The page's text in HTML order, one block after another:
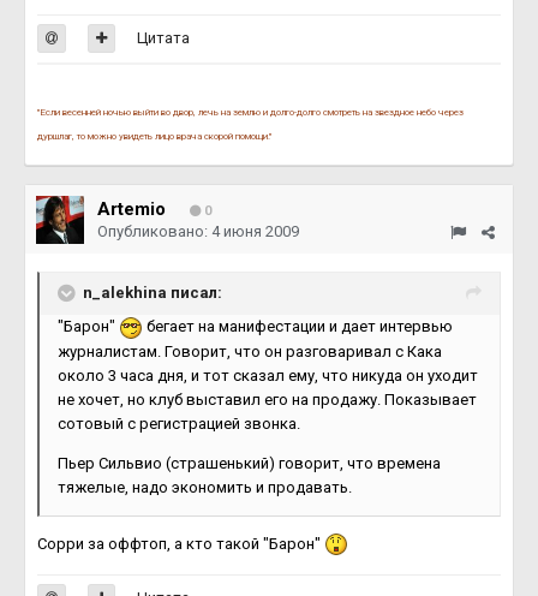
Цитата
"Если весенней ночью выйти во двор, лечь на землю и долго-долго смотреть на звездное небо через
дуршлаг, то можно увидеть лицо врача скорой помощи."
Artemio 0
Опубликовано: 4 июня 2009
n_alekhina писал:
"Барон"
бегает на манифестации и дает интервью
журналистам. Говорит, что он разговаривал с Кака
около 3 часа дня, и тот сказал ему, что никуда он уходит
не хочет, но клуб выставил его на продажу. Показывает
сотовый с регистрацией звонка.
Пьер Сильвио (страшенький) говорит, что времена
тяжелые, надо экономить и продавать.
Сорри за оффтоп, а кто такой "Барон"